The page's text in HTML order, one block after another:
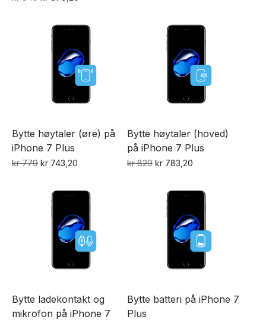
5.00
var:
kr 949.
er:
kr 879,20.
kr 1.869.
kr 1.615,20.
Bytte høytaler (øre) på
iPhone 7 Plus
kr779 Opprinnelig
var:
kr 779.
kr 743,20
er:
kr 743,20.
Bytte høytaler (hoved)
på iPhone 7 Plus
kr829 Opprinnelig
var:
kr 829.
kr 783,20
er:
kr 783,20.
Bytte ladekontakt og
mikrofon på iPhone 7
Bytte batteri på iPhone 7
Plus